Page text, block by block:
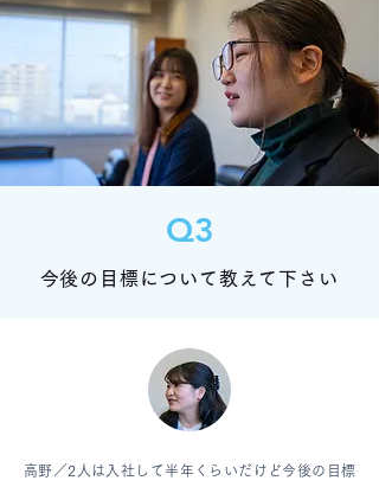
Q3
今後の目標について教えて下さい
高野／2人は入社して半年くらいだけど今後の目標